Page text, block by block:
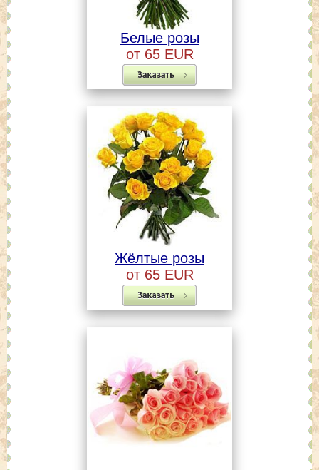
Белые розы
от 65 EUR
Жёлтые розы
от 65 EUR